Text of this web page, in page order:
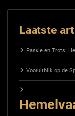
Laatste
Passie en Trots:
Vooruitblik op de